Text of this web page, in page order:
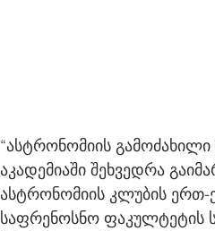
“ასტრონომიის
აკადემიაში შეხვედრა
ასტრონომიის კლუბის ერთ-
საფრენოსნო ფაკულტეტის